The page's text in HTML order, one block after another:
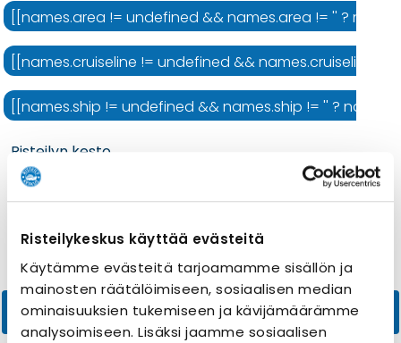
Risteilykeskus käyttää evästeitä
Käytämme evästeitä tarjoamamme sisällön ja
mainosten räätälöimiseen, sosiaalisen median
ominaisuuksien tukemiseen ja kävijämäärämme
analysoimiseen. Lisäksi jaamme sosiaalisen
[[names.area != undefined && names.area != '' ?
[[names.cruiseline != undefined && names.cruiseline
[[names.ship != undefined && names.ship != '' ?
Risteilyn kesto